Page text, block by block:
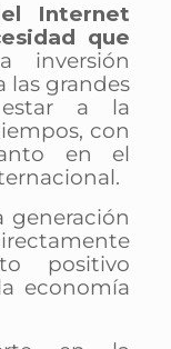
Internet
que
inversión
grandes
estar a la
con
en el
generación
positivo
economía